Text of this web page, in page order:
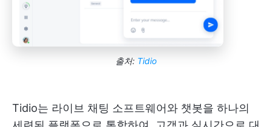
출처: Tidio
Tidio는 라이브 채팅 소프트웨어와 챗봇을 하나의